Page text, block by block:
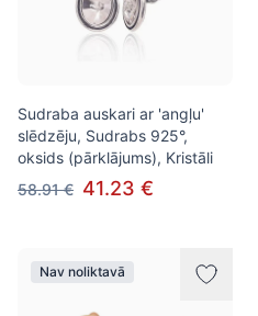
Sudraba auskari ar 'angļu'
slēdzēju, Sudrabs 925°,
oksids (pārklājums), Kristāli
58.91 € 41.23 €
Nav noliktavā